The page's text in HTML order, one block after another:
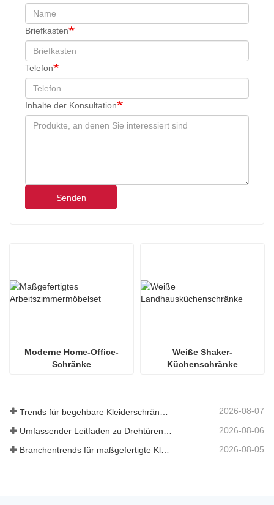
Briefkasten
Telefon
Inhalte der Konsultation
Senden
Moderne Home-Office-
Schränke
Weiße Shaker-
Küchenschränke
2026-08-07
2026-08-06
2026-08-05